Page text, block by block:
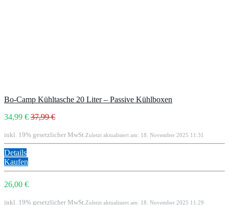
Bo-Camp Kühltasche 20 Liter – Passive Kühlboxen
34,99 € 37,99 €
inkl. 19% gesetzlicher MwSt. Zuletzt aktualisiert am: 18. November 2025 11:31
Details
Kaufen
26,00 €
inkl. 19% gesetzlicher MwSt. Zuletzt aktualisiert am: 18. November 2025 11:29